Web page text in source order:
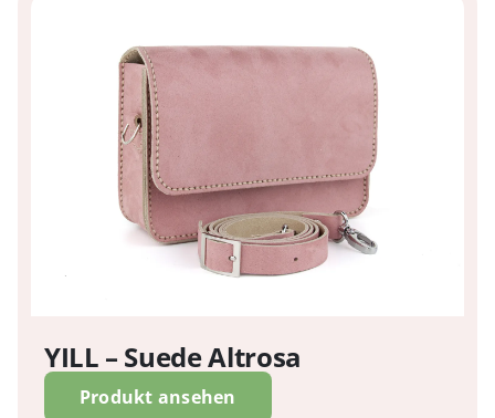
YILL – Suede Altrosa
Produkt ansehen